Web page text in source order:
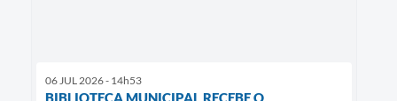
06 JUL 2026 - 14h53
BIBLIOTECA MUNICIPAL RECEBE O